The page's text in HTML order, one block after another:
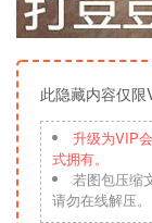
此隐藏内容仅限
升级为VIP
式拥有。
若图包压缩
请勿在线解压。